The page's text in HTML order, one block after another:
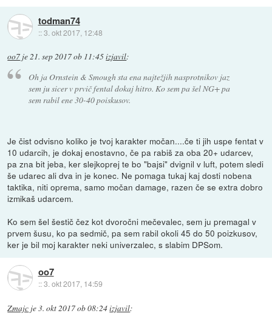
todman74
::3. okt 2017, 12:48
oo7 je21. sep 2017 ob 11:45izjavil:
Oh ja Ornstein & Smough sta ena najtežjih nasprotnikov jaz
sem ju sicer v prvič fental dokaj hitro. Ko sem pa šel NG+ pa
sem rabil ene 30-40 poiskusov.
Je čist odvisno koliko je tvoj karakter močan....če ti jih uspe fentat v
10 udarcih, je dokaj enostavno, če pa rabiš za oba 20+ udarcev,
pa zna bit jeba, ker slejkoprej te bo "bajsi" dvignil v luft, potem sledi
še udarec ali dva in je konec. Ne pomaga tukaj kaj dosti nobena
taktika, niti oprema, samo močan damage, razen če se extra dobro
izmikaš udarcem.
Ko sem šel šestič čez kot dvoročni mečevalec, sem ju premagal v
prvem šusu, ko pa sedmič, pa sem rabil okoli 45 do 50 poizkusov,
ker je bil moj karakter neki univerzalec, s slabim DPSom.
oo7
::3. okt 2017, 14:59
Zmajc je3. okt 2017 ob 08:24izjavil: